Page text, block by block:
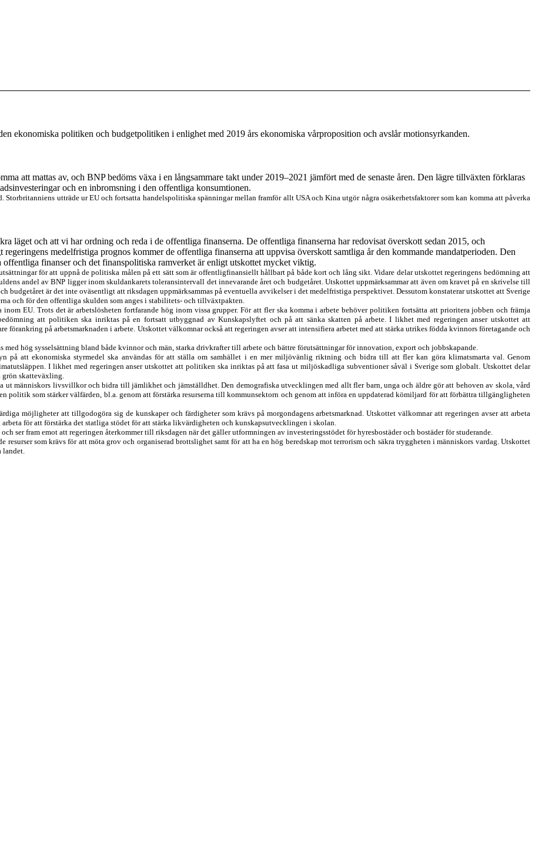
ekonomiska politiken och budgetpolitiken i enlighet med 2019 års ekonomiska vårproposition och avslår motionsyrkanden.
att mattas av, och BNP bedöms växa i en långsammare taktunder2019–2021 jämfört med de senaste åren. Den lägre tillväxten förklaras
och en inbromsning i den offentliga konsumtionen.
Storbritanniens utträde ur EU och fortsatta handelspolitiska spänningar mellan framför allt USA och Kina utgör några osäkerhetsfaktorer som kan komma att påverka
läget och att vi har ordning och reda i de offentliga finanserna. De offentliga finanserna har redovisat överskott sedan 2015, och
medelfristiga prognos kommer de offentliga finanserna att uppvisa överskott samtliga år den kommande mandatperioden. Den
finanser och det finanspolitiska ramverket är enligt utskottet mycket viktig.
för att uppnå de politiska målen på ett sätt som är offentligfinansiellt hållbart på både kort och lång sikt.Vidare delarutskottetregeringens bedömning att
andel av BNP ligger inom skuldankarets toleransintervall det innevarande året och budgetåret. Utskottet uppmärksammar att även om kravet på en skrivelse till
budgetåret är det inte oväsentligt att riksdagen uppmärksammas på eventuella avvikelser i det medelfristiga perspektivet. Dessutom konstaterarutskottet att Sverige
och för den offentliga skulden som anges i stabilitets- och tillväxtpakten.
inom EU. Trots det ärarbetslösheten fortfarande hög inom vissa grupper. För att fler ska komma i arbete behöver politiken fortsätta att prioritera jobben och främja
att politiken ska inriktas påen fortsattutbyggnad av Kunskapslyftet och på att sänka skatten på arbete. I likhet med regeringen anser utskottet att
förankring på arbetsmarknaden i arbete. Utskottet välkomnar också att regeringen avser att intensifiera arbetet med att stärka utrikes födda kvinnors företagande och
hög sysselsättning bland både kvinnor och män, starka drivkrafter till arbete och bättre förutsättningar för innovation, export och jobbskapande.
på att ekonomiska styrmedel ska användas för att ställa om samhället i en mer miljövänlig riktning och bidra till att fler kan göra klimatsmarta val. Genom
I likhet med regeringen anser utskottet att politiken ska inriktas påattfasa ut miljöskadliga subventioner såväl i Sverigesom globalt. Utskottet delar
grön skatteväxling.
människors livsvillkor och bidra till jämlikhet och jämställdhet. Den demografiska utvecklingen med allt fler barn, unga och äldre gör att behoven av skola, vård
politik som stärker välfärden bl.a. genom att förstärka resurserna till kommunsektorn och genom att införa en uppdaterad kömiljard för att förbättra tillgängligheten
möjligheter att tillgodogöra sig de kunskaper och färdigheter som krävs på morgondagens arbetsmarknad. Utskottetvälkomnaratt regeringen avser att arbeta
arbeta för att förstärka det statliga stödet föratt stärka likvärdigheten och kunskapsutvecklingen i skolan
ser fram emot att regeringenåterkommertill riksdagen när detgäller utformningen av investeringsstödet för hyresbostäder och bostäder för studerande.
resurser som krävs för att möta grov och organiserad brottslighetsamt för att ha en hög beredskap mot terrorism och säkra tryggheten i människors vardag.Utskottet
landet